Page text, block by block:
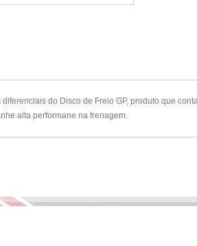
do Disco de Freio GP, produto que
alta performane na frenagem.